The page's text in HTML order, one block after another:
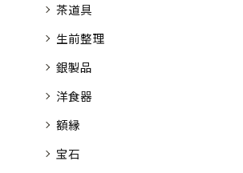
茶道具
生前整理
銀製品
洋食器
額縁
宝石